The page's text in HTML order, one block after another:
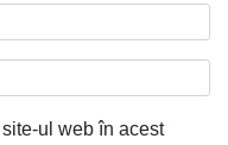
ul web în acest